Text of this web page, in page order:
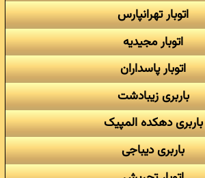
اتوبار تهرانپارس
اتوبار مجیدیه
اتوبار پاسداران
باربری زیبادشت
باربری دهکده المپیک
باربری دیباجی